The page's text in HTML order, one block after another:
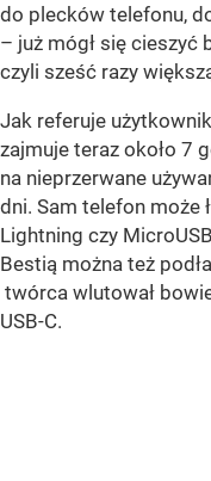
do plecków telefonu,
– już mógł się cieszyć
czyli sześć razy
Jak referuje
zajmuje teraz około 7
na nieprzerwane
dni. Sam telefon może
Lightning czy
Bestią można też
twórca wlutował
USB-C.